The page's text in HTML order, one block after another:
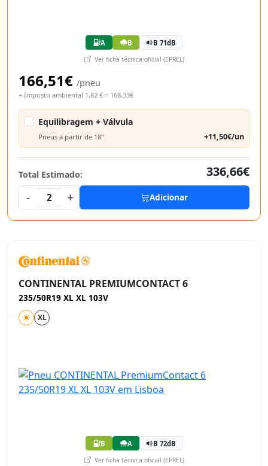
A B B 71dB
Ver ficha técnica oficial (EPREL)
166,51€ /pneu
+ Imposto ambiental 1,82 € = 168,33€
Equilibragem + Válvula
Pneus a partir de 18" +11,50€/un
Total Estimado:
336,66€
-
2 + Adicionar
CONTINENTAL PREMIUMCONTACT 6
235/50R19 XL XL 103V
XL
B A B 72dB
Ver ficha técnica oficial (EPREL)